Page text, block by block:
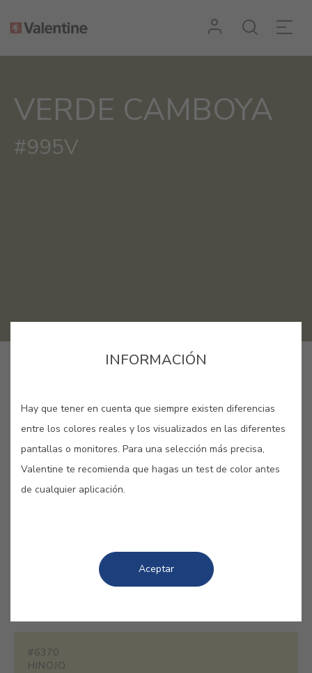
VERDE CAMBOYA
#995V
para animar cualquier espacio. Juega con las
diferentes tonalidades de esta gama para
#6370
HINOJO
INFORMACIÓN
Hay que tener en cuenta que siempre existen diferencias
entre los colores reales y los visualizados en las diferentes
pantallas o monitores. Para una selección más precisa,
Valentine te recomienda que hagas un test de color antes
de cualquier aplicación.
Aceptar